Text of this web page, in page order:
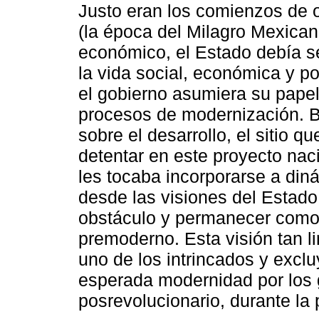
Justo eran los comienzos de
(la época del Milagro
económico, el Estado debía
la vida social, económica y
el gobierno asumiera su
procesos de modernización.
sobre el desarrollo, el sitio
detentar en este proyecto
les tocaba incorporarse a
desde las visiones del
obstáculo y permanecer
premoderno. Esta visión tan
uno de los intrincados y
esperada modernidad por
posrevolucionario, durante